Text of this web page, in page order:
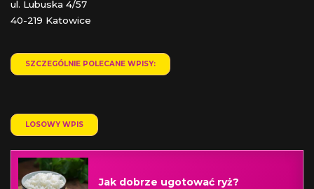
ul. Lubuska 4/57
40-219 Katowice
SZCZEGÓLNIE POLECANE WPISY:
LOSOWY WPIS
Jak dobrze ugotować ryż?